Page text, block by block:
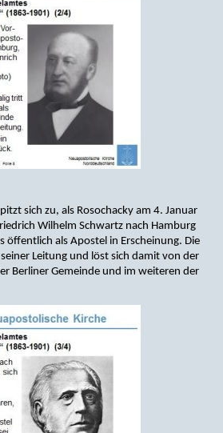
sich zu, als Rosochacky am 4. Januar
Wilhelm Schwartz nach Hamburg
als Apostel in Erscheinung. Die
Leitung und löst sich damit von der
Berliner Gemeinde und im weiteren der